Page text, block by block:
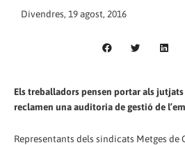
Divendres, 19 agost, 2016
Els treballadors pensen portar als
reclamen una auditoria de gestió de
Representants dels sindicats Metges de